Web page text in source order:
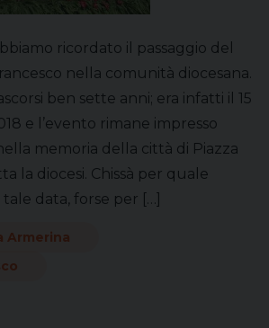
ricordato il passaggio del
nella comunità diocesana.
ben sette anni; era infatti il 15
e l’evento rimane impresso
memoria della città di Piazza
la diocesi. Chissà per quale
data, forse per […]
Armerina